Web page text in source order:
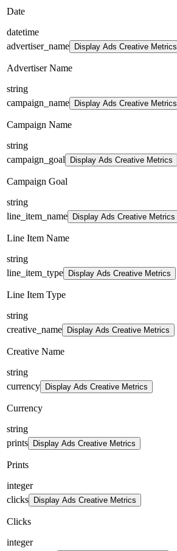
Date
datetime
advertiser_name
Display Ads Creative Metrics
Advertiser Name
string
campaign_name
Display Ads Creative Metrics
Campaign Name
string
campaign_goal
Display Ads Creative Metrics
Campaign Goal
string
line_item_name
Display Ads Creative Metrics
Line Item Name
string
line_item_type
Display Ads Creative Metrics
Line Item Type
string
creative_name
Display Ads Creative Metrics
Creative Name
string
currency
Display Ads Creative Metrics
Currency
string
prints
Display Ads Creative Metrics
Prints
integer
clicks
Display Ads Creative Metrics
Clicks
integer